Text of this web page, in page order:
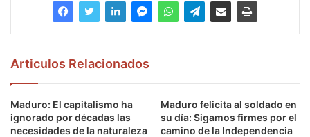
Articulos Relacionados
Maduro: El capitalismo ha
ignorado por décadas las
necesidades de la naturaleza
Maduro felicita al soldado en
su día: Sigamos firmes por el
camino de la Independencia